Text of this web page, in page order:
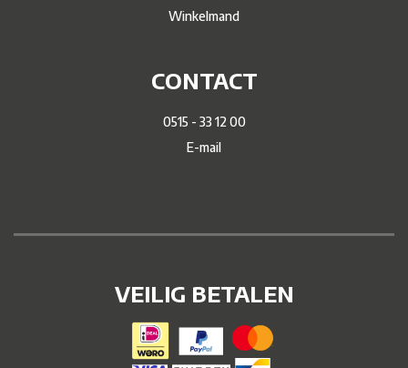
Winkelmand
CONTACT
0515 - 33 12 00
E-mail
VEILIG BETALEN